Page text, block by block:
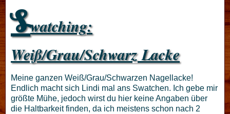
Swatching:
Weiß/Grau/Schwarz Lacke
Meine ganzen Weiß/Grau/Schwarzen Nagellacke!
Endlich macht sich Lindi mal ans Swatchen. Ich gebe mir
größte Mühe, jedoch wirst du hier keine Angaben über
die Haltbarkeit finden, da ich meistens schon nach 2